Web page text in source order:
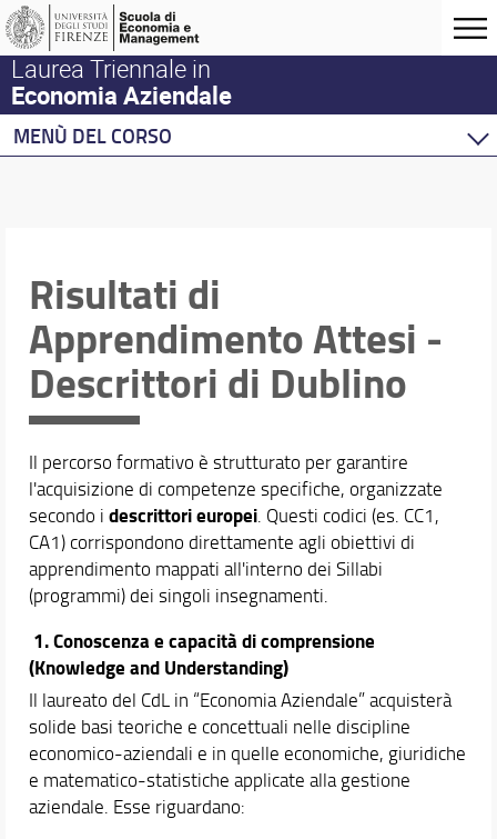
Laurea Triennale in
Economia Aziendale
MENÙ DEL CORSO
Profilo Professionale e Sbocchi
Struttura del Percorso Formativo
Frequenza delle Lezioni
Risultati di Apprendimento Attesi - Descrittori di
Iscrizione al CdS: Requisiti, OFA e Modalità
Orientamento in Ingresso
Contatti, Sedi e Strutture
Organizzazione del CdS
Assicurazione della Qualità
Norme e Regolamento del CdS
Newsletters e Canali di Comunicazione
Area riservata
Didattica
Docenti
Orario e calendari
Risultati di
Apprendimento Attesi -
Descrittori di Dublino
Il percorso formativo è strutturato per garantire
l'acquisizione di competenze specifiche, organizzate
secondo i descrittori europei. Questi codici (es. CC1,
CA1) corrispondono direttamente agli obiettivi di
apprendimento mappati all'interno dei Sillabi
(programmi) dei singoli insegnamenti.
1. Conoscenza e capacità di comprensione
(Knowledge and Understanding)
Il laureato del CdL in “Economia Aziendale” acquisterà
solide basi teoriche e concettuali nelle discipline
economico-aziendali e in quelle economiche, giuridiche
e matematico-statistiche applicate alla gestione
aziendale. Esse riguardano: